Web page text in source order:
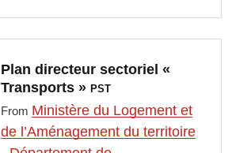
Plan directeur sectoriel «
Transports » PST
From Ministère du Logement et
de l’Aménagement du territoire